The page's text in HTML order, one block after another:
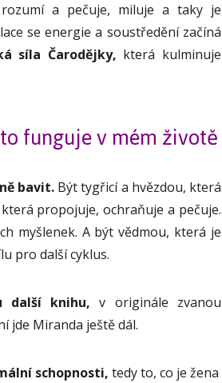
a pečuje, miluje a taky je
se energie a soustředění začíná
síla Čarodějky, která kulminuje
funguje v mém životě
bavit. Být tygřicí a hvězdou, která
propojuje, ochraňuje a pečuje.
myšlenek. A být vědmou, která je
pro další cyklus.
další knihu, v originále zvanou
jde Miranda ještě dál.
schopnosti, tedy to, co je žena